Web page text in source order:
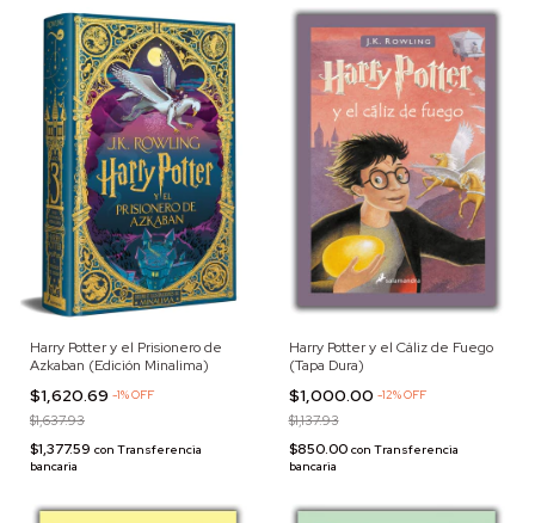
Harry Potter y el Prisionero de
Azkaban (Edición Minalima)
$1,620.69 -1%OFF
$1,637.93
$1,377.59 con Transferencia
bancaria
Harry Potter y el Cáliz de Fuego
(Tapa Dura)
$1,000.00 -12%OFF
$1,137.93
$850.00 con Transferencia
bancaria